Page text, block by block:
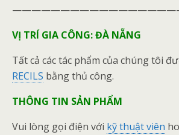
VỊ TRÍ GIA CÔNG: ĐÀ NẴNG
Tất cả các tác phẩm của chúng tôi
RECILS bằng thủ công.
THÔNG TIN SẢN PHẨM
Vui lòng gọi điện với kỹ thuật viên